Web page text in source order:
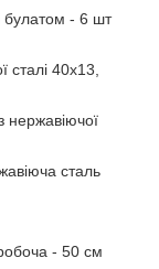
булатом - 6 шт
сталі 40х13,
нержавіючої
сталь
- 50 см